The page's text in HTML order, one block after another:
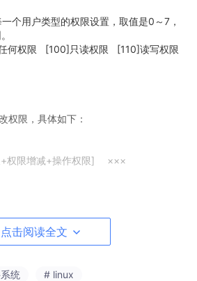
个用户类型的权限设置，取值是0～7，
何权限 [100]只读权限 [110]读写权限
权限，具体如下：
+权限增减+操作权限] ×××
　　　　＃添加文件拥有者的“可写”权限
　　　　＃添加用户组的“可读”权限
点击阅读全文
统 # linux